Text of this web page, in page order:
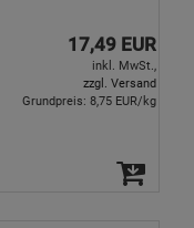
17,49 EUR
inkl. MwSt.,
zzgl. Versand
Grundpreis: 8,75 EUR/kg